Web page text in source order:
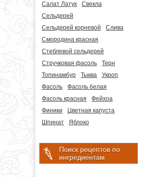
Салат Латук
Свекла
Сельдерей
Сельдерей корневой
Слива
Смородина красная
Стеблевой сельдерей
Стручковая фасоль
Терн
Топинамбур
Тыква
Укроп
Фасоль
Фасоль белая
Фасоль красная
Фейхоа
Финики
Цветная капуста
Шпинат
Яблоко
Поиск рецептов по
ингредиентам